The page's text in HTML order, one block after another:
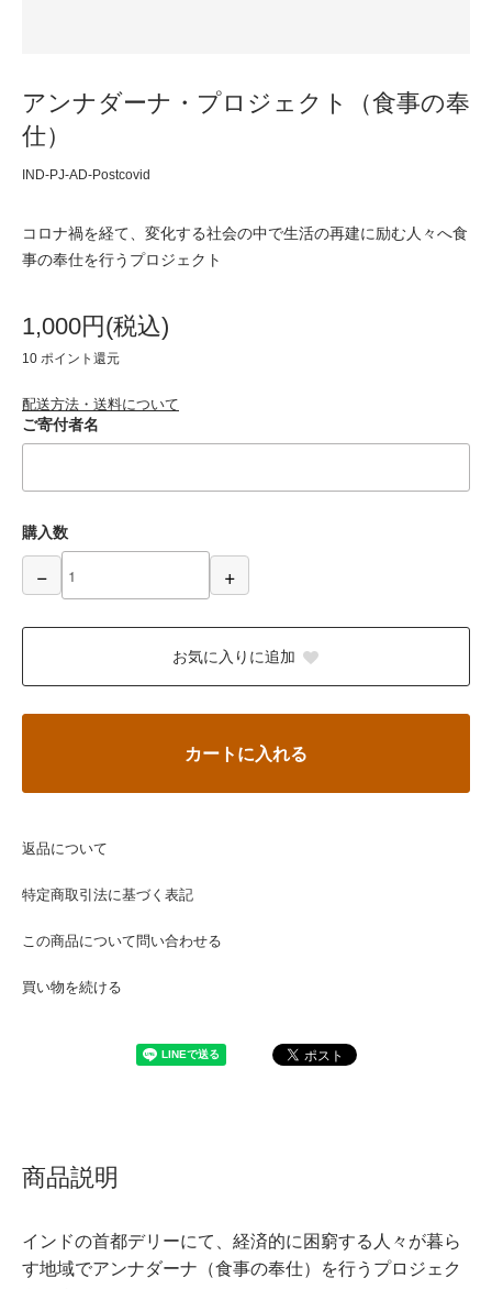
アンナダーナ・プロジェクト（食事の奉
仕）
IND-PJ-AD-Postcovid
コロナ禍を経て、変化する社会の中で生活の再建に励む人々へ食
事の奉仕を行うプロジェクト
1,000円(税込)
10 ポイント還元
配送方法・送料について
ご寄付者名
購入数
− +
お気に入りに追加
カートに入れる
返品について
特定商取引法に基づく表記
この商品について問い合わせる
買い物を続ける
商品説明
インドの首都デリーにて、経済的に困窮する人々が暮ら
す地域でアンナダーナ（食事の奉仕）を行うプロジェク